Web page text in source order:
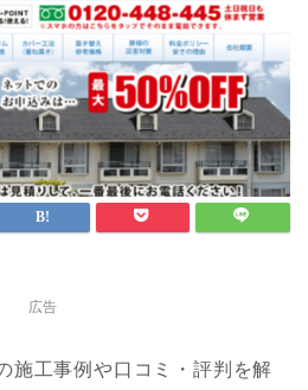
広告
施工事例や口コミ・評判を解